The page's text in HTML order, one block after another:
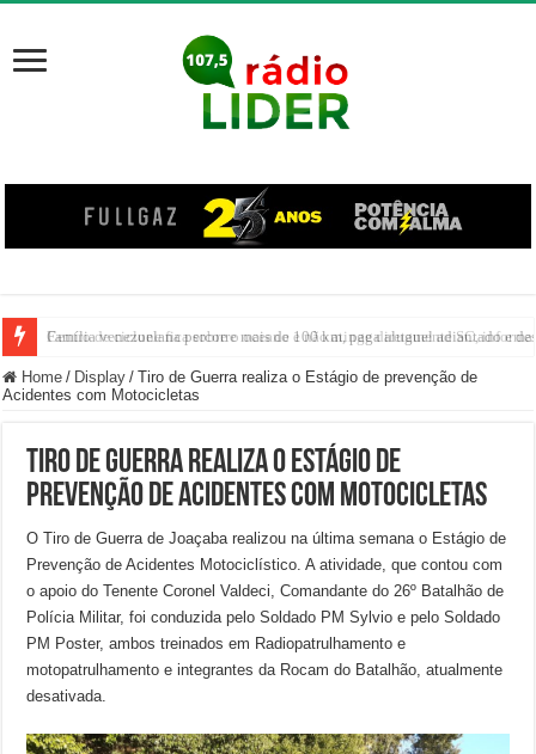
Família venezuelana percorre mais de 100 km, paga aluguel adiantado e
Centro de ciclone fica sobre o oceano e não atinge diretamente SC,
Home / Display / Tiro de Guerra realiza o Estágio de prevenção de
Acidentes com Motocicletas
Tiro de Guerra realiza o Estágio de
prevenção de Acidentes com Motocicletas
O Tiro de Guerra de Joaçaba realizou na última semana o Estágio de
Prevenção de Acidentes Motociclístico. A atividade, que contou com
o apoio do Tenente Coronel Valdeci, Comandante do 26º Batalhão de
Polícia Militar, foi conduzida pelo Soldado PM Sylvio e pelo Soldado
PM Poster, ambos treinados em Radiopatrulhamento e
motopatrulhamento e integrantes da Rocam do Batalhão, atualmente
desativada.